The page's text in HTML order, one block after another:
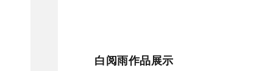
白阅雨作品展示